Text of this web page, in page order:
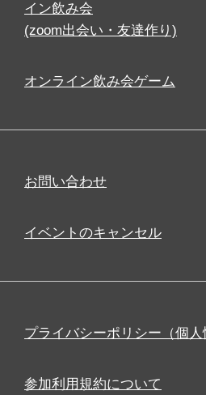
イン飲み会
(zoom出会い・友達作り)
オンライン飲み会ゲーム
お問い合わせ
イベントのキャンセル
プライバシーポリシー（個人
参加利用規約について